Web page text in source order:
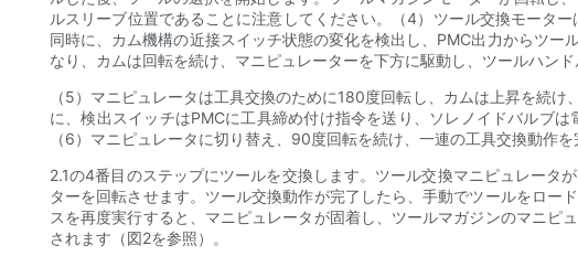
ルスリーブ位置であることに注意してください。（4）ツール交換モータ
同時に、カム機構の近接スイッチ状態の変化を検出し、PMC出力からツ
なり、カムは回転を続け、マニピュレーターを下方に駆動し、ツールハン
（5）マニピュレータは工具交換のために180度回転し、カムは上昇を続
に、検出スイッチはPMCに工具締め付け指令を送り、ソレノイドバルブ
（6）マニピュレータに切り替え、90度回転を続け、一連の工具交換動作
2.1の4番目のステップにツールを交換します。ツール交換マニピュレータ
ターを回転させます。ツール交換動作が完了したら、手動でツールをロ
スを再度実行すると、マニピュレータが固着し、ツールマガジンのマニ
されます（図2を参照）。